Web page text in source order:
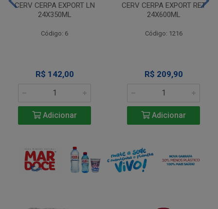
CERV CERPA EXPORT LN
24X350ML
Código: 6
R$ 142,00
Adicionar
CERV CERPA EXPORT RET
24X600ML
Código: 1216
R$ 209,90
Adicionar